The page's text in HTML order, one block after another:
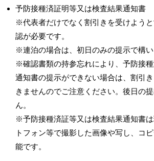
予防接種済証明等又は検査結果通知書
※代表者だけでなく割引きを受けよう
認が必要です。
※連泊の場合は、初日のみの提示で構い
※確認書類の持参忘れにより、予防接
通知書の提示ができない場合は、割引
きませんのでご注意ください。後日の
ん。
※予防接種済証等又は検査結果通知書
トフォン等で撮影した画像や写し、コ
能です。